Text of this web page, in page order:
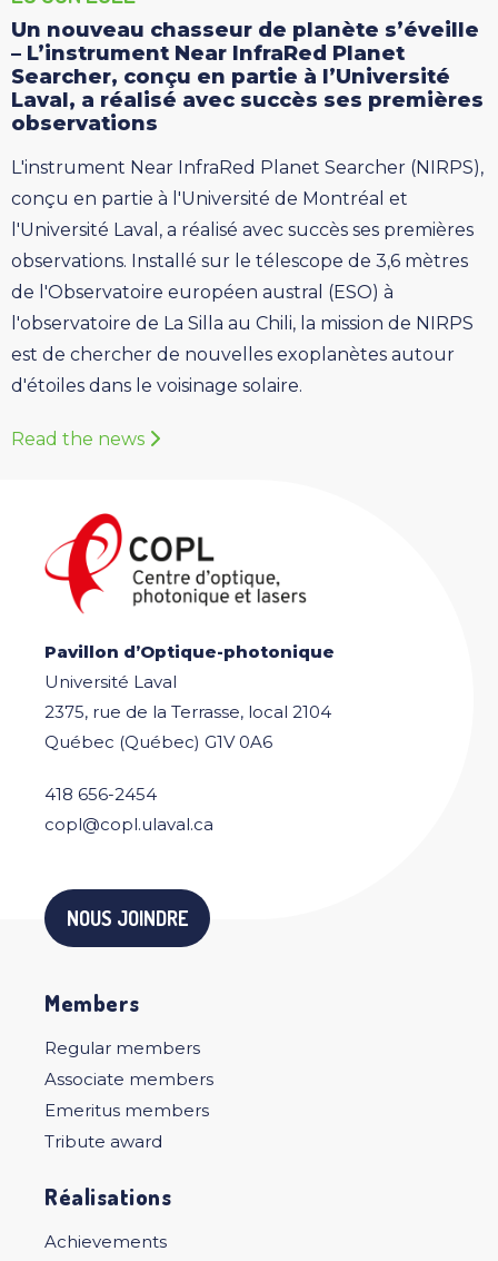
Un nouveau chasseur de planète s’éveille
– L’instrument Near InfraRed Planet
Searcher, conçu en partie à l’Université
Laval, a réalisé avec succès ses premières
observations
L'instrument Near InfraRed Planet Searcher (NIRPS),
conçu en partie à l'Université de Montréal et
l'Université Laval, a réalisé avec succès ses premières
observations. Installé sur le télescope de 3,6 mètres
de l'Observatoire européen austral (ESO) à
l'observatoire de La Silla au Chili, la mission de NIRPS
est de chercher de nouvelles exoplanètes autour
d'étoiles dans le voisinage solaire.
Read the news
Pavillon d’Optique-photonique
Université Laval
2375, rue de la Terrasse, local 2104
Québec (Québec) G1V 0A6
418 656-2454
copl@copl.ulaval.ca
NOUS JOINDRE
Members
Regular members
Associate members
Emeritus members
Tribute award
Réalisations
Achievements